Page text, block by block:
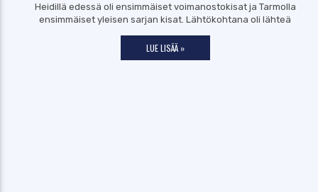
Heidillä edessä oli ensimmäiset voimanostokisat ja Tarmolla
ensimmäiset yleisen sarjan kisat. Lähtökohtana oli lähteä
LUE LISÄÄ »